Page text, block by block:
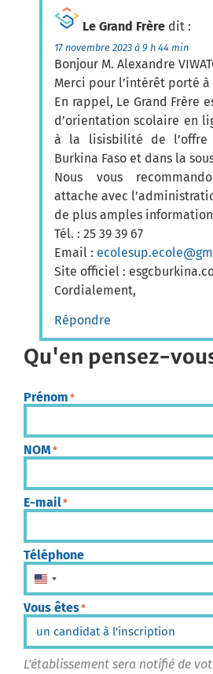
Le Grand Frère dit :
17 novembre 2023 à 9 h 44 min
Bonjour M. Alexandre
Merci pour l’intérêt porté à
En rappel, Le Grand Frère
d’orientation scolaire en
à la lisisbilité de l’offre
Burkina Faso et dans la
Nous vous
attache avec
de plus amples
Tél. : 25 39 39 67
Email :
Site officiel :
Cordialement,
Répondre
Qu'en pensez-
Prénom *
NOM *
E-mail*
Téléphone
États-Unis +1
Vous êtes*
L'établissement sera notifié de